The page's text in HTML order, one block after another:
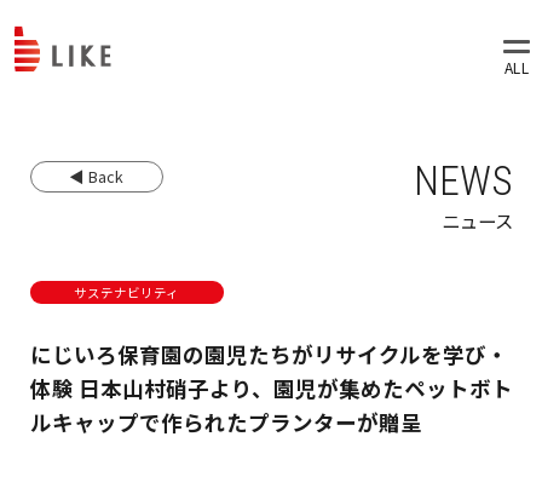
◀ Back NEWS
ニュース
サステナビリティ
にじいろ保育園の園児たちがリサイクルを学び・
体験 日本山村硝子より、園児が集めたペットボト
ルキャップで作られたプランターが贈呈